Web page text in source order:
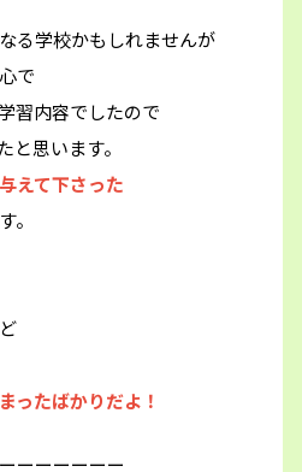
る学校かもしれませんが
で
習内容でしたので
と思います。
えて下さった
。
ったばかりだよ！
ーーーーーー